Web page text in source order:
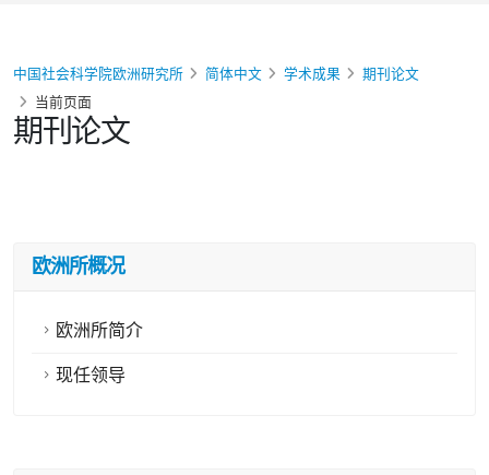
期刊论文
中国社会科学院欧洲研究所 简体中文 学术成果
期刊论文
当前页面
欧洲所概况
欧洲所简介
现任领导